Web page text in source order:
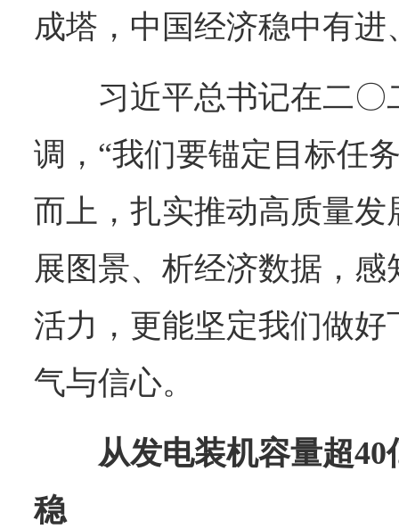
成塔，中国经济稳中有进
习近平总书记在二
调，“我们要锚定目标任
而上，扎实推动高质量发
展图景、析经济数据，
活力，更能坚定我们做
气与信心。
从发电装机容量超
稳